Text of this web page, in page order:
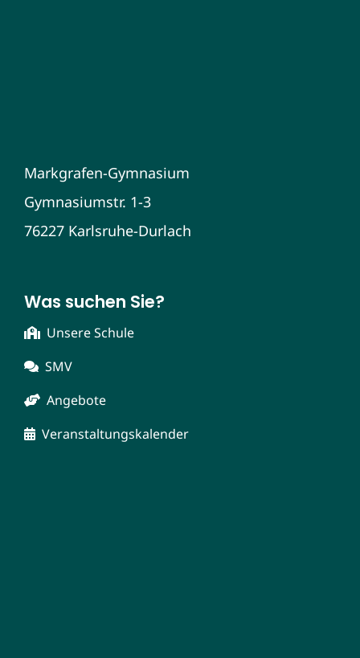
Markgrafen-Gymnasium
Gymnasiumstr. 1-3
76227 Karlsruhe-Durlach
Was suchen Sie?
Unsere Schule
SMV
Angebote
Veranstaltungskalender